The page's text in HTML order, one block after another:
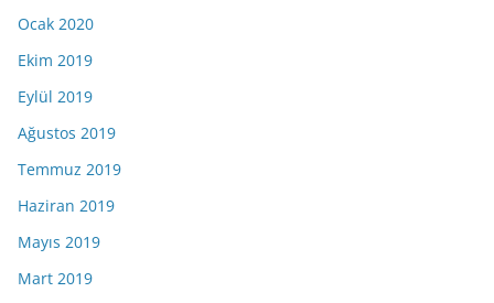
Ocak 2020
Ekim 2019
Eylül 2019
Ağustos 2019
Temmuz 2019
Haziran 2019
Mayıs 2019
Mart 2019